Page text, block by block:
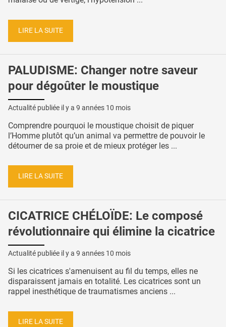
LIRE LA SUITE
PALUDISME: Changer notre saveur
pour dégoûter le moustique
Actualité publiée il y a 9 années 10 mois
Comprendre pourquoi le moustique choisit de piquer
l’Homme plutôt qu’un animal va permettre de pouvoir le
détourner de sa proie et de mieux protéger les ...
LIRE LA SUITE
CICATRICE CHÉLOÏDE: Le composé
révolutionnaire qui élimine la cicatrice
Actualité publiée il y a 9 années 10 mois
Si les cicatrices s'amenuisent au fil du temps, elles ne
disparaissent jamais en totalité. Les cicatrices sont un
rappel inesthétique de traumatismes anciens ...
LIRE LA SUITE